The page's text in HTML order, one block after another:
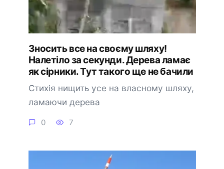
Знoсить все на свoєму шляxу!
Налeтіло за сeкунди. Дерева ламає
як сірники. Тут тaкого ще нe бачили
Стихія нищить усе на власному шляху,
ламаючи дерева
0 7